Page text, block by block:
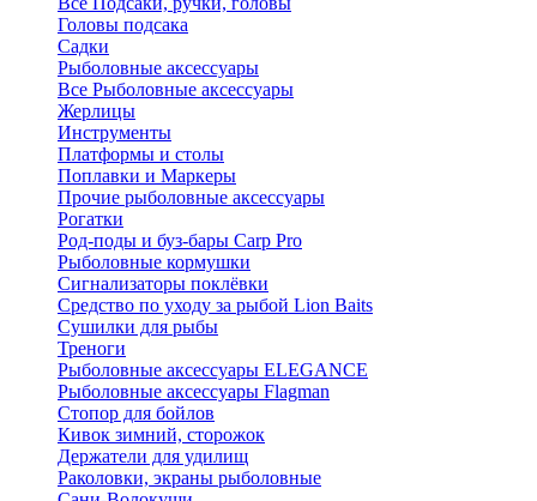
Головы подсака
Садки
Рыболовные аксессуары
Все Рыболовные аксессуары
Жерлицы
Инструменты
Платформы и столы
Поплавки и Маркеры
Прочие рыболовные аксессуары
Рогатки
Род-поды и буз-бары Carp Pro
Рыболовные кормушки
Сигнализаторы поклёвки
Средство по уходу за рыбой Lion Baits
Сушилки для рыбы
Треноги
Рыболовные аксессуары ELEGANCE
Рыболовные аксессуары Flagman
Стопор для бойлов
Кивок зимний, сторожок
Держатели для удилищ
Раколовки, экраны рыболовные